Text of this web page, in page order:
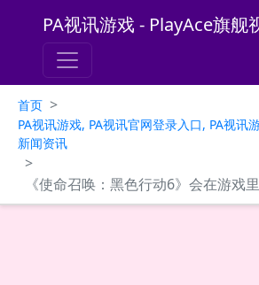
PA视讯游戏 - PlayAce旗舰
首页 >
PA视讯游戏, PA视讯官网登录入口, PA视讯
新闻资讯
>
《使命召唤：黑色行动6》会在游戏